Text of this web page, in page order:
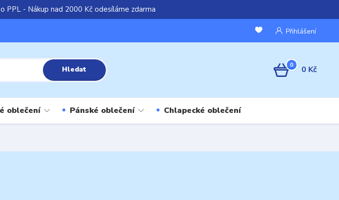
PPL - Nákup nad 2000 Kč odesíláme zdarma
Přihlášení
Hledat 0 0 Kč
oblečení Pánské oblečení Chlapecké oblečení